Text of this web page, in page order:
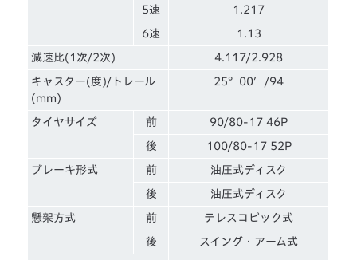
5速 1.217
6速 1.13
減速比(1次/2次) 4.117/2.928
キャスター(度)/トレール
(mm)
25°00′/94
タイヤサイズ 前 90/80-17 46P
後 100/80-17 52P
ブレーキ形式 前 油圧式ディスク
後 油圧式ディスク
懸架方式 前 テレスコピック式
後 スイング・アーム式